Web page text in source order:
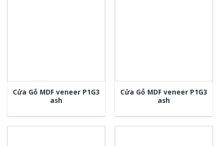
Cửa Gỗ MDF veneer P1G3
ash
Cửa Gỗ MDF veneer P1G3
ash